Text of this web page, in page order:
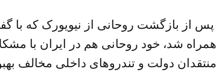
پس از بازگشت روحانی از نیویورک که با
همراه شد، خود روحانی هم در ایران با
دولت و تندروهای داخلی مخالف